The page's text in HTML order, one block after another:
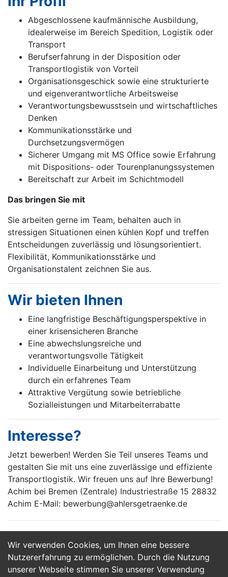
Wir verwenden Cookies, um Ihnen eine bessere
Nutzererfahrung zu ermöglichen. Durch die Nutzung
unserer Webseite stimmen Sie unserer Verwendung
Abgeschlossene kaufmännische Ausbildung,
idealerweise im Bereich Spedition, Logistik oder
Transport
Berufserfahrung in der Disposition oder
Transportlogistik von Vorteil
Organisationsgeschick sowie eine strukturierte
und eigenverantwortliche Arbeitsweise
Verantwortungsbewusstsein und wirtschaftliches
Denken
Kommunikationsstärke und
Durchsetzungsvermögen
Sicherer Umgang mit MS Office sowie Erfahrung
mit Dispositions- oder Tourenplanungssystemen
Bereitschaft zur Arbeit im Schichtmodell
Das bringen Sie mit
Sie arbeiten gerne im Team, behalten auch in
stressigen Situationen einen kühlen Kopf und treffen
Entscheidungen zuverlässig und lösungsorientiert.
Flexibilität, Kommunikationsstärke und
Organisationstalent zeichnen Sie aus.
Wir bieten Ihnen
Eine langfristige Beschäftigungsperspektive in
einer krisensicheren Branche
Eine abwechslungsreiche und
verantwortungsvolle Tätigkeit
Individuelle Einarbeitung und Unterstützung
durch ein erfahrenes Team
Attraktive Vergütung sowie betriebliche
Sozialleistungen und Mitarbeiterrabatte
Interesse?
Jetzt bewerben! Werden Sie Teil unseres Teams und
gestalten Sie mit uns eine zuverlässige und effiziente
Transportlogistik. Wir freuen uns auf Ihre Bewerbung!
Achim bei Bremen (Zentrale) Industriestraße 15 28832
Achim E-Mail: bewerbung@ahlersgetraenke.de
Jetzt Bewerben